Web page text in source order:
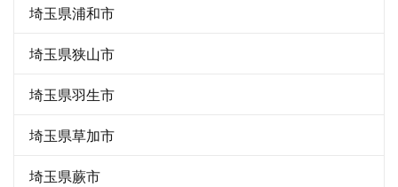
埼玉県浦和市
埼玉県狭山市
埼玉県羽生市
埼玉県草加市
埼玉県蕨市